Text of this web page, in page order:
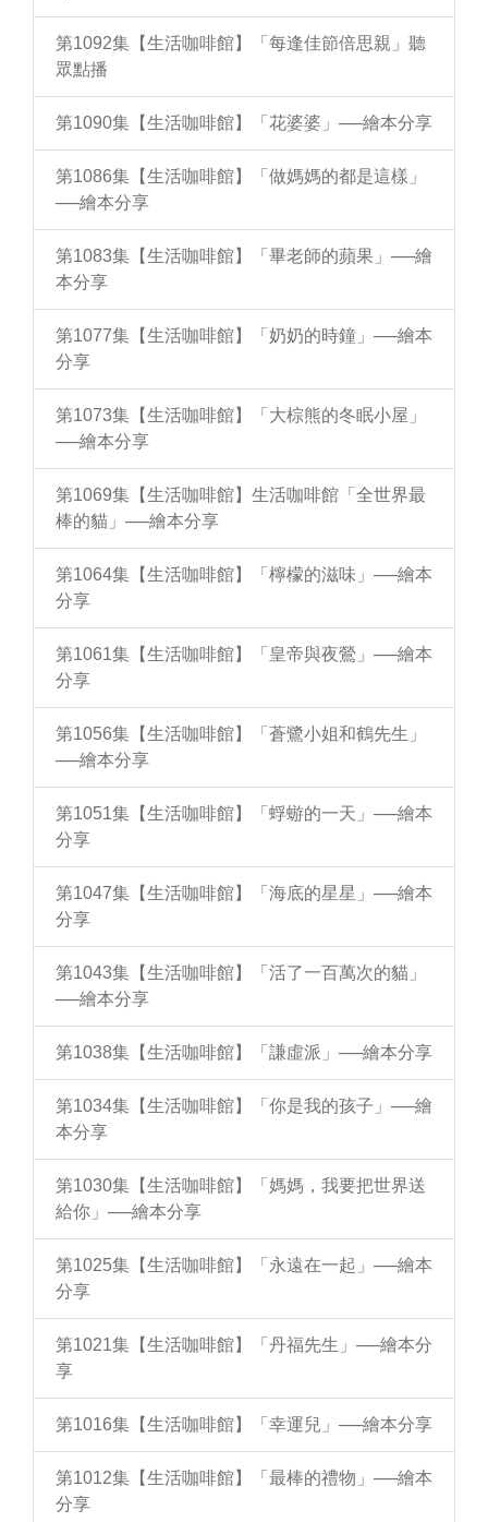
第1092集【生活咖啡館】「每逢佳節倍思親」聽
眾點播
第1090集【生活咖啡館】「花婆婆」──繪本分享
第1086集【生活咖啡館】「做媽媽的都是這樣」
──繪本分享
第1083集【生活咖啡館】「畢老師的蘋果」──繪
本分享
第1077集【生活咖啡館】「奶奶的時鐘」──繪本
分享
第1073集【生活咖啡館】「大棕熊的冬眠小屋」
──繪本分享
第1069集【生活咖啡館】生活咖啡館「全世界最
棒的貓」──繪本分享
第1064集【生活咖啡館】「檸檬的滋味」──繪本
分享
第1061集【生活咖啡館】「皇帝與夜鶯」──繪本
分享
第1056集【生活咖啡館】「蒼鷺小姐和鶴先生」
──繪本分享
第1051集【生活咖啡館】「蜉蝣的一天」──繪本
分享
第1047集【生活咖啡館】「海底的星星」──繪本
分享
第1043集【生活咖啡館】「活了一百萬次的貓」
──繪本分享
第1038集【生活咖啡館】「謙虛派」──繪本分享
第1034集【生活咖啡館】「你是我的孩子」──繪
本分享
第1030集【生活咖啡館】「媽媽，我要把世界送
給你」──繪本分享
第1025集【生活咖啡館】「永遠在一起」──繪本
分享
第1021集【生活咖啡館】「丹福先生」──繪本分
享
第1016集【生活咖啡館】「幸運兒」──繪本分享
第1012集【生活咖啡館】「最棒的禮物」──繪本
分享